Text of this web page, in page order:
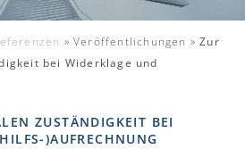
FÄLLE
REFERENZEN
»Veröffentlichungen »Zur
bei Widerklage und
ZUSTÄNDIGKEIT BEI
)AUFRECHNUNG